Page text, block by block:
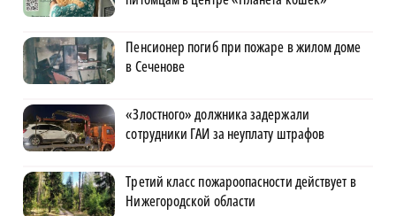
Пенсионер погиб при пожаре в жилом доме
в Сеченове
«Злостного» должника задержали
сотрудники ГАИ за неуплату штрафов
Третий класс пожароопасности действует в
Нижегородской области